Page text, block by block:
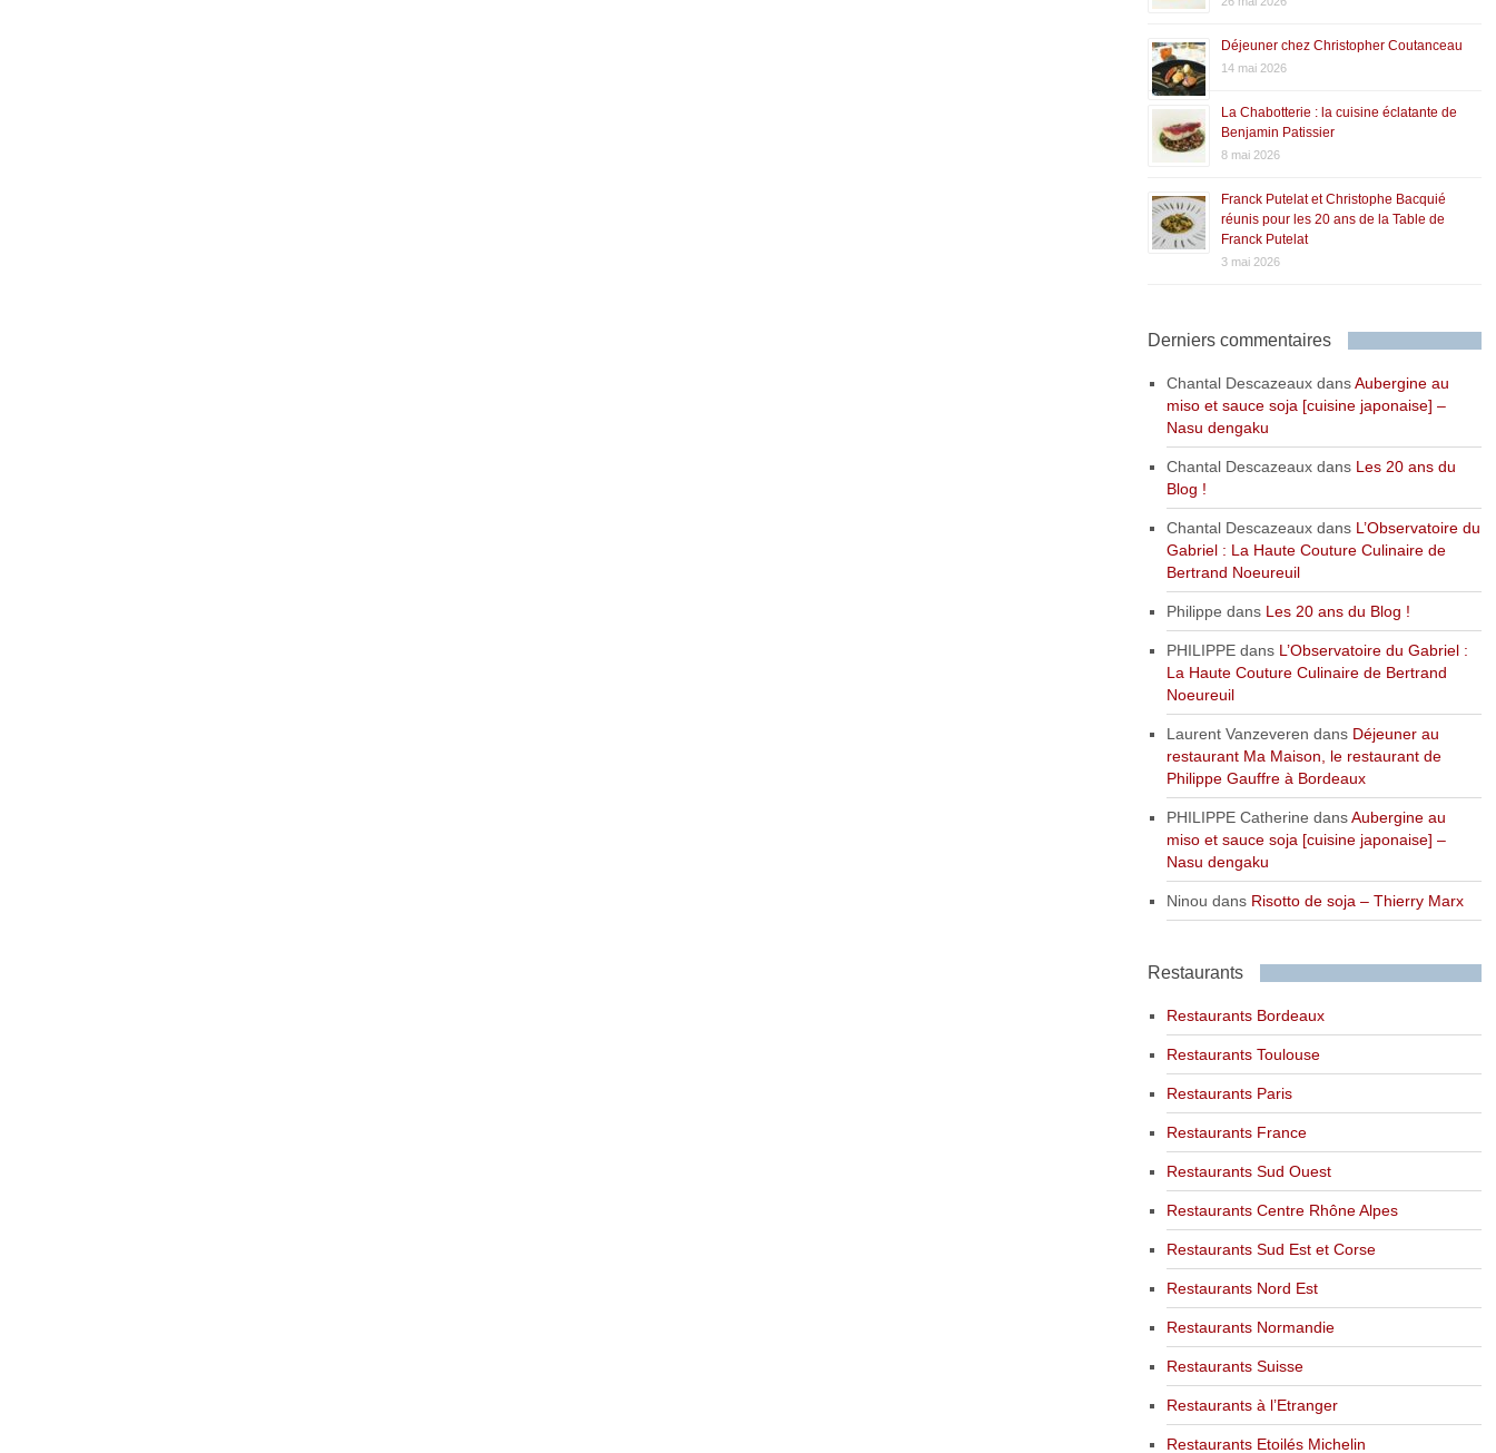
Déjeuner chez Christopher Coutanceau
14 mai 2026
La Chabotterie : la cuisine éclatante de
Benjamin Patissier
8 mai 2026
Franck Putelat et Christophe Bacquié
réunis pour les 20 ans de la Table de
Franck Putelat
3 mai 2026
Derniers commentaires
Chantal DescazeauxdansAubergine au
miso et sauce soja [cuisine japonaise] –
Nasu dengaku
Chantal Descazeauxdans Les 20 ans du
Blog !
Chantal Descazeauxdans L’Observatoire du
Gabriel : La Haute Couture Culinaire de
Bertrand Noeureuil
Philippe dans Les 20 ans du Blog !
PHILIPPEdans L’Observatoire du Gabriel :
La Haute Couture Culinaire de Bertrand
Noeureuil
Laurent Vanzeveren dans Déjeuner au
restaurant Ma Maison, le restaurant de
Philippe Gauffre à Bordeaux
PHILIPPE Catherine dansAubergine au
miso et sauce soja [cuisine japonaise] –
Nasu dengaku
Ninou dans Risotto de soja – Thierry Marx
Restaurants
Restaurants Bordeaux
Restaurants Toulouse
Restaurants Paris
Restaurants France
Restaurants Sud Ouest
Restaurants Centre Rhône Alpes
Restaurants Sud Est et Corse
Restaurants Nord Est
Restaurants Normandie
Restaurants Suisse
Restaurants à l’Etranger
Restaurants Etoilés Michelin